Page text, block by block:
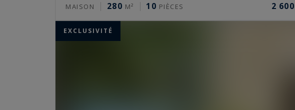
MAISON 280 M² 10 PIÈCES 2
EXCLUSIVITÉ